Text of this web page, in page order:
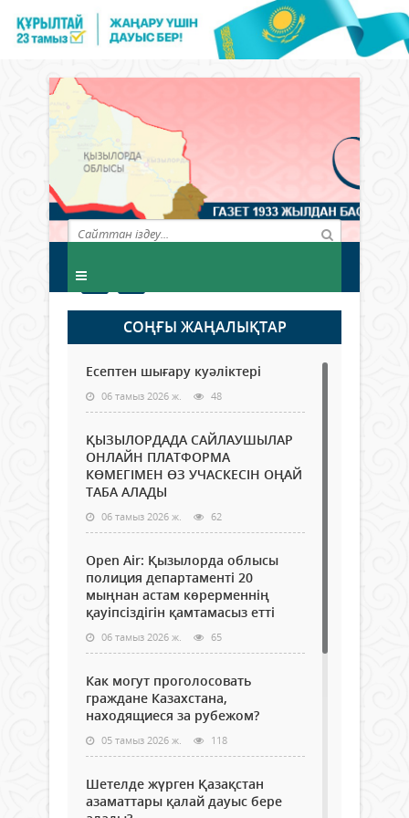
СОҢҒЫ ЖАҢАЛЫҚТАР
Есептен шығару куәліктері
06 тамыз 2026 ж. 48
ҚЫЗЫЛОРДАДА САЙЛАУШЫЛАР
ОНЛАЙН ПЛАТФОРМА
КӨМЕГІМЕН ӨЗ УЧАСКЕСІН ОҢАЙ
ТАБА АЛАДЫ
06 тамыз 2026 ж. 62
Open Air: Қызылорда облысы
полиция департаменті 20
мыңнан астам көрерменнің
қауіпсіздігін қамтамасыз етті
06 тамыз 2026 ж. 65
Как могут проголосовать
граждане Казахстана,
находящиеся за рубежом?
05 тамыз 2026 ж. 118
Шетелде жүрген Қазақстан
азаматтары қалай дауыс бере